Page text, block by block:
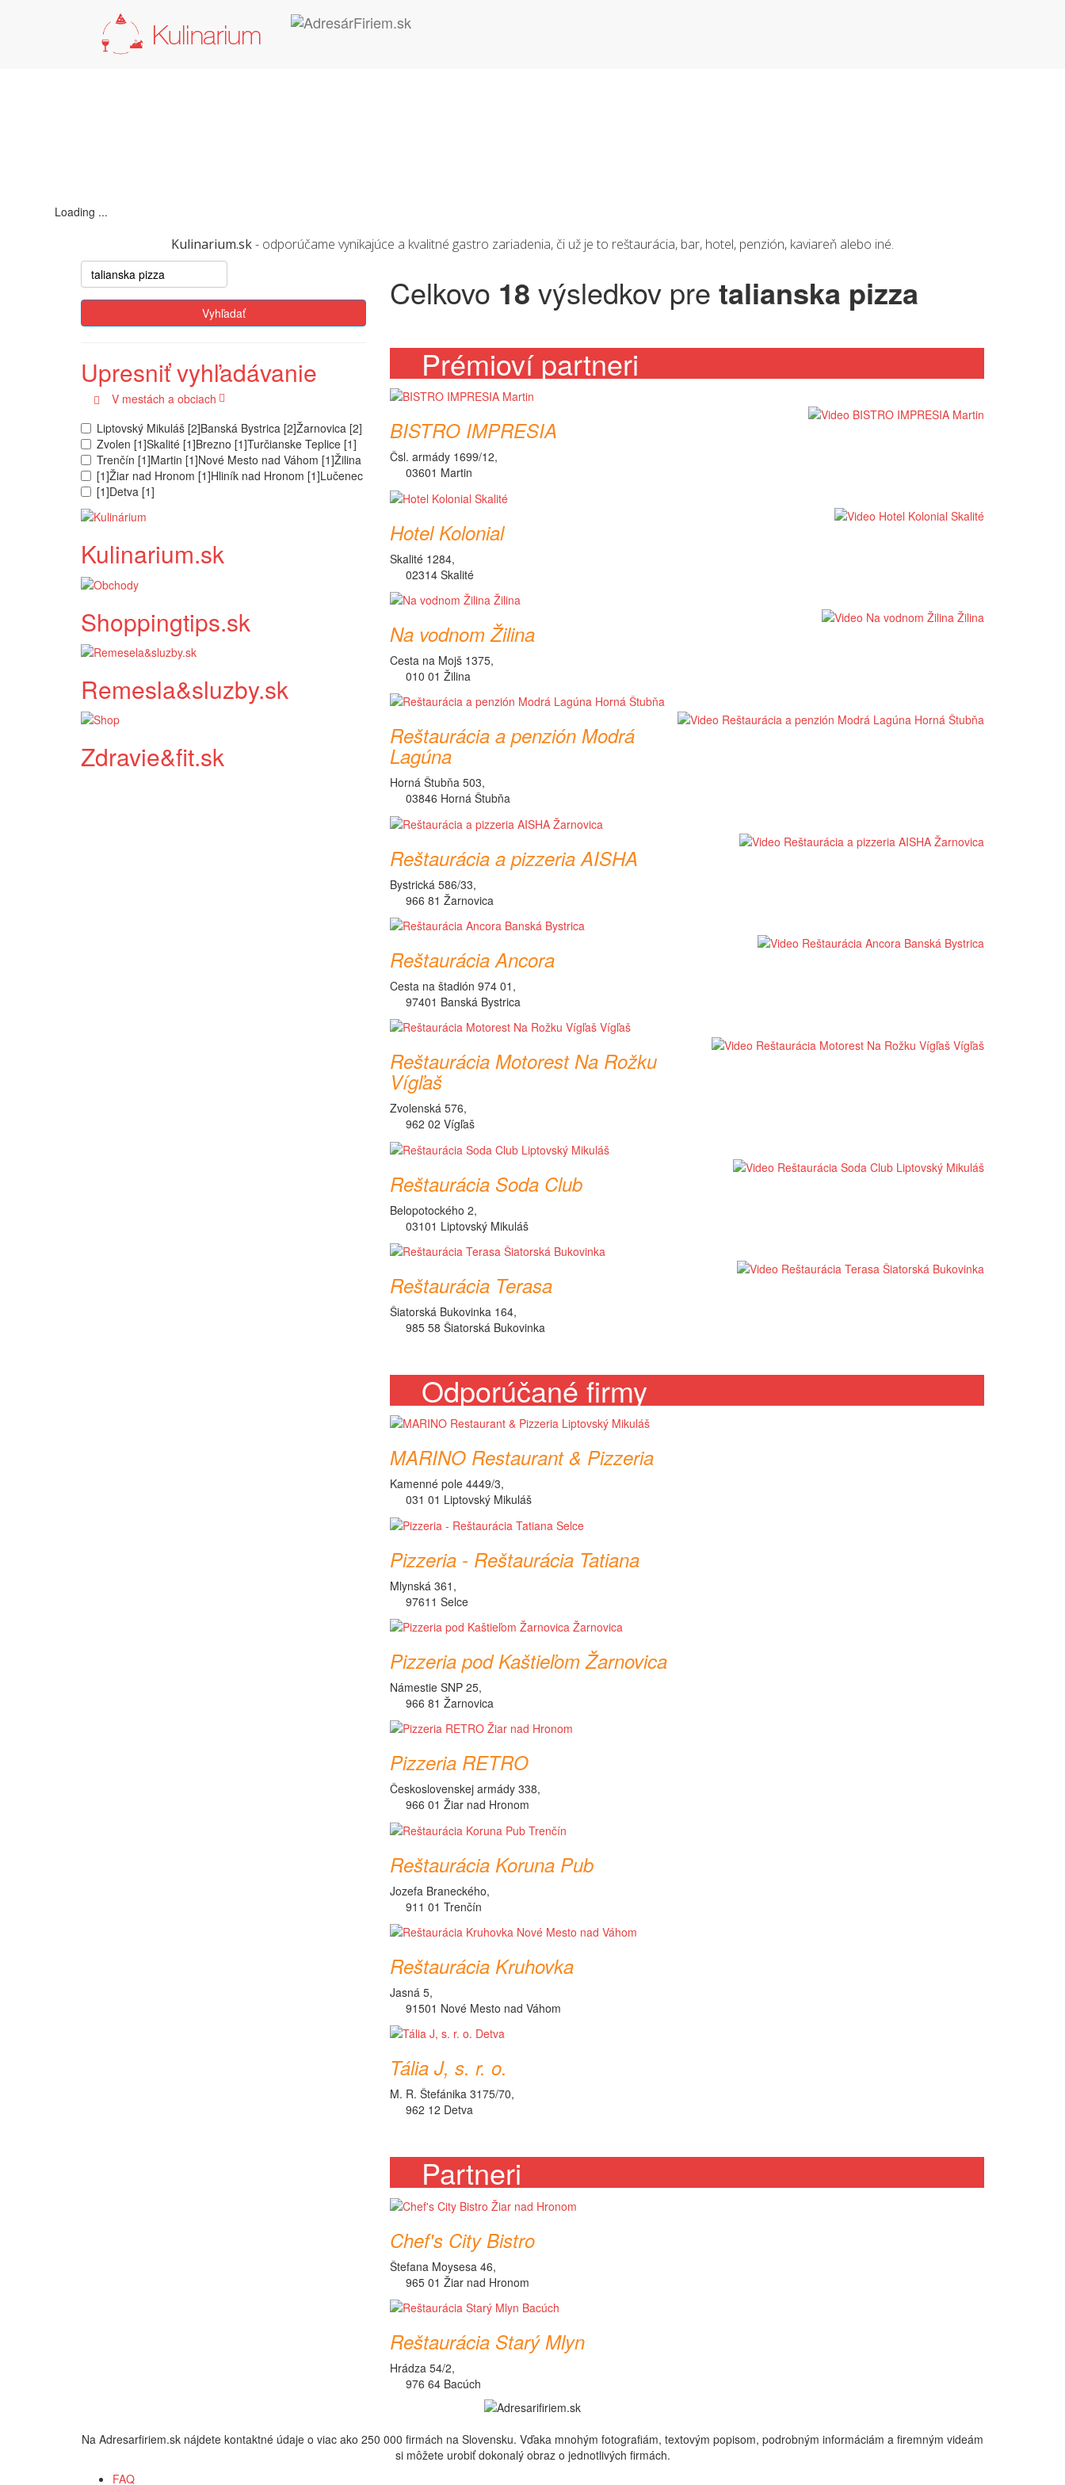
Loading ...
Kulinarium.sk- odporúčame vynikajúce a kvalitné gastro zariadenia, či už je to reštaurácia, bar, hotel, penzión, kaviareň alebo iné.
Upresniť vyhľadávanie
V mestách a obciach
Liptovský Mikuláš [2]Banská Bystrica [2]Žarnovica [2]
Zvolen [1]Skalité [1]Brezno [1]Turčianske Teplice [1]
Trenčín [1]Martin [1]Nové Mesto nad Váhom [1]Žilina
[1]Žiar nad Hronom [1]Hliník nad Hronom [1]Lučenec
[1]Detva [1]
Kulinarium.sk
Shoppingtips.sk
Remesla&sluzby.sk
Zdravie&fit.sk
Celkovo 18 výsledkov pre talianska pizza
Prémioví partneri
BISTRO IMPRESIA
Čsl. armády 1699/12,
03601 Martin
Hotel Kolonial
Skalité 1284,
02314 Skalité
Na vodnom Žilina
Cesta na Mojš 1375,
010 01 Žilina
Reštaurácia a penzión Modrá
Lagúna
Horná Štubňa 503,
03846 Horná Štubňa
Reštaurácia a pizzeria AISHA
Bystrická 586/33,
966 81 Žarnovica
Reštaurácia Ancora
Cesta na štadión 974 01,
97401 Banská Bystrica
Reštaurácia Motorest Na Rožku
Vígľaš
Zvolenská 576,
962 02 Vígľaš
Reštaurácia Soda Club
Belopotockého 2,
03101 Liptovský Mikuláš
Reštaurácia Terasa
Šiatorská Bukovinka 164,
985 58 Šiatorská Bukovinka
Odporúčané firmy
MARINO Restaurant & Pizzeria
Kamenné pole 4449/3,
031 01 Liptovský Mikuláš
Pizzeria - Reštaurácia Tatiana
Mlynská 361,
97611 Selce
Pizzeria pod Kaštieľom Žarnovica
Námestie SNP 25,
966 81 Žarnovica
Pizzeria RETRO
Československej armády 338,
966 01 Žiar nad Hronom
Reštaurácia Koruna Pub
Jozefa Braneckého,
911 01 Trenčín
Reštaurácia Kruhovka
Jasná 5,
91501 Nové Mesto nad Váhom
Tália J, s. r. o.
M. R. Štefánika 3175/70,
962 12 Detva
Partneri
Chef's City Bistro
Štefana Moysesa 46,
965 01 Žiar nad Hronom
Reštaurácia Starý Mlyn
Hrádza 54/2,
976 64 Bacúch
Na Adresarfiriem.sk nájdete kontaktné údaje o viac ako 250 000 firmách na Slovensku. Vďaka mnohým fotografiám, textovým popisom, podrobným informáciám a firemným videám
si môžete urobiť dokonalý obraz o jednotlivých firmách.
FAQ